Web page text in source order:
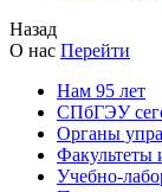
Назад
О нас Перейти
Нам 95 лет
СПбГЭУ
Органы
Факультеты
Учебно-